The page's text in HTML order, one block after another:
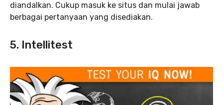
diandalkan. Cukup masuk ke situs dan mulai jawab
berbagai pertanyaan yang disediakan.
5. Intellitest